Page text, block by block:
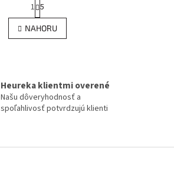
O
v
l
c
í
p
r
y
t
r
á
n
á
n
í
1 5
NAHORU
Heureka klientmi overené
Našu dôveryhodnosť a
spoľahlivosť potvrdzujú klienti